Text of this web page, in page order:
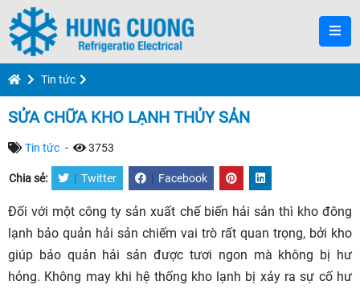
Tin tức
SỬA CHỮA KHO LẠNH THỦY SẢN
Tin tức - 3753
Chia sẻ: | Twitter | Facebook
Đối với một công ty sản xuất chế biến hải sản thì kho đông
lạnh bảo quản hải sản chiếm vai trò rất quan trọng, bởi kho
giúp bảo quản hải sản được tươi ngon mà không bị hư
hỏng. Không may khi hệ thống kho lạnh bị xảy ra sự cố hư